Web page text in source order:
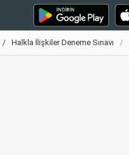
Halkla İlişkiler Deneme Sınavı